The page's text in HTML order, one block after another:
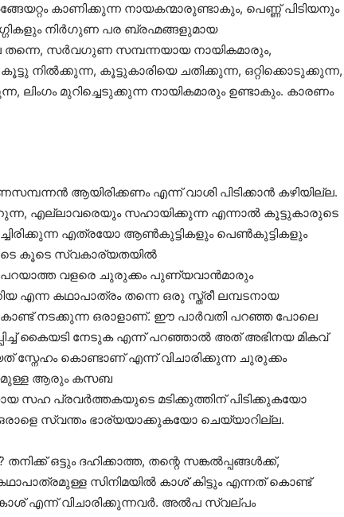
കാണിക്കുന്ന നായകന്മാരുണ്ടാകും, പെണ്ണ് പിടിയനും
നിർഗുണ പര ബ്രഹ്മങ്ങളുമായ
സർവഗുണ സമ്പന്നയായ നായികമാരും,
നിൽക്കുന്ന, കൂട്ടുകാരിയെ ചതിക്കുന്ന, ഒറ്റിക്കൊടുക്കുന്ന,
ലിംഗം മുറിച്ചെടുക്കുന്ന നായികമാരും ഉണ്ടാകും. കാരണം
ആയിരിക്കണം എന്ന് വാശി പിടിക്കാൻ കഴിയില്ല.
എല്ലാവരെയും സഹായിക്കുന്ന എന്നാൽ കൂട്ടുകാരുടെ
എത്രയോ ആൺകുട്ടികളും പെൺകുട്ടികളും
കൂടെ സ്വകാര്യതയിൽ
പറയാത്ത വളരെ ചുരുക്കം പുണ്യവാൻമാരും
എന്ന കഥാപാത്രം തന്നെ ഒരു സ്ത്രീ ലമ്പടനായ
നടക്കുന്ന ഒരാളാണ്. ഈ പാർവതി പറഞ്ഞ പോലെ
കൈയടി നേടുക എന്ന് പറഞ്ഞാൽ അത് അഭിനയ മികവ്
സ്നേഹം കൊണ്ടാണ് എന്ന് വിചാരിക്കുന്ന ചുരുക്കം
ആരും കസബ
സഹ പ്രവർത്തകയുടെ മടിക്കുത്തിന് പിടിക്കുകയോ
ഒരാളെ സ്വന്തം ഭാര്യയാക്കുകയോ ചെയ്യാറില്ല.
ഒട്ടും ദഹിക്കാത്ത, തന്റെ സങ്കൽപ്പങ്ങൾക്ക്,
സിനിമയിൽ കാശ് കിട്ടും എന്നത് കൊണ്ട്
കാശ് എന്ന് വിചാരിക്കുന്നവർ. അൽപ സ്വല്പം